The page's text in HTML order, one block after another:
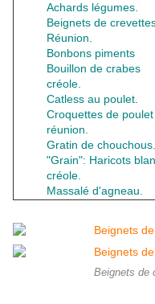
Achards légumes
Beignets de
Réunion.
Bonbons piments
Bouillon de crabes
créole.
Catless au poulet.
Croquettes de poulet
réunion.
Gratin de chouchous
"Grain": Haricots
créole
Massalé d'agneau
Beignets de